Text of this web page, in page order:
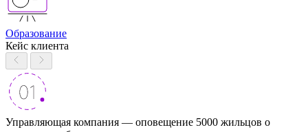
Образование
Кейс клиента
Управляющая компания — оповещение 5000 жильцов о